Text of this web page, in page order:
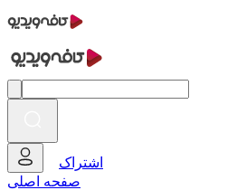
اشتراک
صفحه اصلی